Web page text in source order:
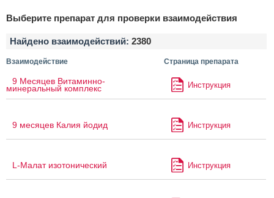
Выберите препарат для проверки взаимодействия
Найдено взаимодействий: 2380
Взаимодействие Страница препарата
9 Месяцев Витаминно-
минеральный комплекс Инструкция
9 месяцев Калия йодид Инструкция
L-Малат изотонический Инструкция